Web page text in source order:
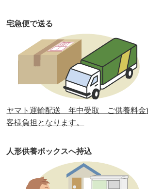
第33回人形供養祭
第32回人形供養祭 令和元年6月12日
第31回人形供養祭 平成31年3月13
第30回人形供養祭平成30年11月28
第29回人形供養祭平成30年5月23
第27回人形供養祭平成29年6月14
第26回人形供養祭平成28年12月15
宅急便で送る
ヤマト運輸配送 年中受取 ご供養料金
客様負担となります。
人形供養ボックスへ持込